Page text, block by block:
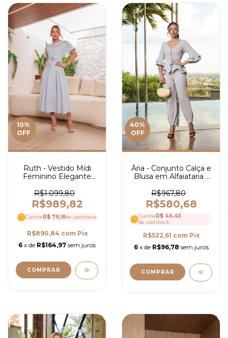
10%
OFF
Ruth - Vestido Mídi
Feminino Elegante
e Cinto com Fivela e
Mangas 3/4 - Ref 4185
R$1.099,80
R$989,82
GanheR$ 79,18de cashback
R$890,84 com Pix
6 x de R$164,97 sem juros
COMPRAR
40%
OFF
Ária - Conjunto Calça e
Blusa em Alfaiataria -
R$967,80
R$580,68
GanheR$ 46,45
de cashback
R$522,61 com Pix
6 x de R$96,78 sem juros
COMPRAR